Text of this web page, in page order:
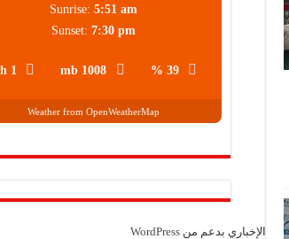
39 %
1008 mb
1 mph
Sunrise: 5:51 am
Sunset: 7:30 pm
Weather from OpenWeatherMap
الإخباري بدعم من WordPress